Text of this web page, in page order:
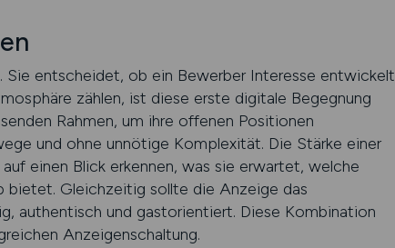
Sie entscheidet, ob ein Bewerber Interesse entwickelt
zählen, ist diese erste digitale Begegnung
Rahmen, um ihre offenen Positionen
und ohne unnötige Komplexität. Die Stärke einer
einen Blick erkennen, was sie erwartet, welche
bietet. Gleichzeitig sollte die Anzeige das
authentisch und gastorientiert. Diese Kombination
Anzeigenschaltung.